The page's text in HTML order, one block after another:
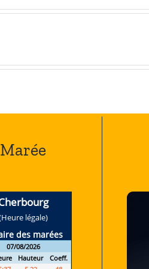
Marée